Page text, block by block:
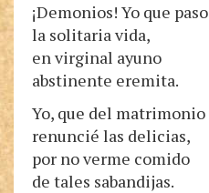
¡Demonios! Yo que paso
la solitaria vida,
en virginal ayuno
abstinente eremita.
Yo, que del matrimonio
renuncié las delicias,
por no verme comido
de tales sabandijas.